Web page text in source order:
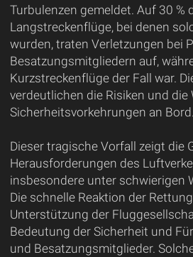
Turbulenzen gemeldet. Auf 30 %
Langstreckenflüge, bei denen
wurden, traten Verletzungen bei
Besatzungsmitgliedern auf,
Kurzstreckenflüge der Fall war.
verdeutlichen die Risiken und
Sicherheitsvorkehrungen an Bord.
Dieser tragische Vorfall zeigt die
Herausforderungen des
insbesondere unter schwierigen
Die schnelle Reaktion der
Unterstützung der
Bedeutung der Sicherheit und
und Besatzungsmitglieder.